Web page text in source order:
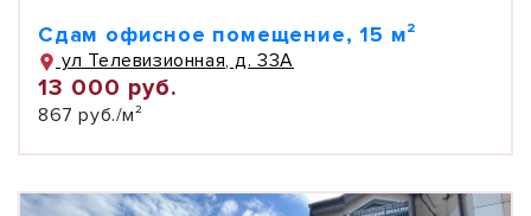
Сдам офисное помещение, 15 м²
ул Телевизионная, д. 33А
13 000 руб.
867 руб./м²